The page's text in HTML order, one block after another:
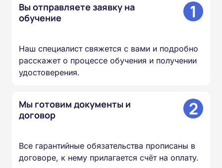
Вы отправляете заявку на
обучение
1
Наш специалист свяжется с вами и подробно
расскажет о процессе обучения и получении
удостоверения.
Мы готовим документы и
договор
2
Все гарантийные обязательства прописаны в
договоре, к нему прилагается счёт на оплату.